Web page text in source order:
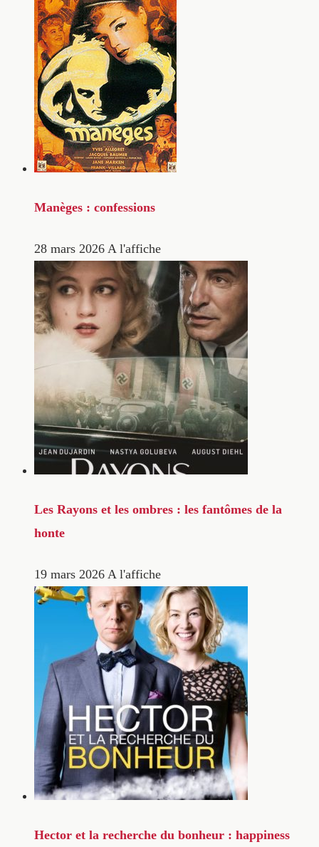
Manèges : confessions
28 mars 2026 A l'affiche
Les Rayons et les ombres : les fantômes de la
honte
19 mars 2026 A l'affiche
Hector et la recherche du bonheur : happiness